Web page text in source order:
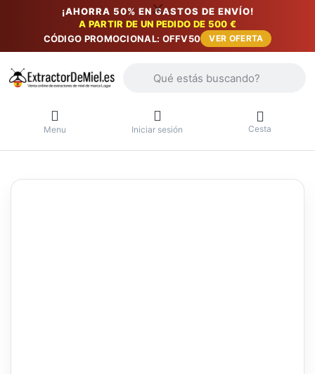
¡AHORRA 50% EN GASTOS DE ENVÍO!
A PARTIR DE UN PEDIDO DE 500 €
CÓDIGO PROMOCIONAL: OFFV50
VER OFERTA
Menu Iniciar sesión Cesta